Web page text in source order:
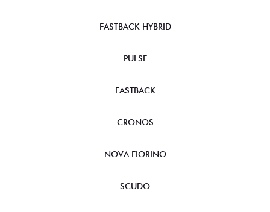
FASTBACK HYBRID
PULSE
FASTBACK
CRONOS
NOVA FIORINO
SCUDO